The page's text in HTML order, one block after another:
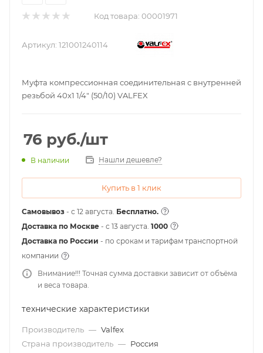
Код товара: 00001971
Артикул: 121001240114
Муфта компрессионная соединительная c внутренней
резьбой 40х1 1/4" (50/10) VALFEX
76 руб./шт
В наличии Нашли дешевле?
Купить в 1 клик
Самовывоз - с 12 августа. Бесплатно.
Доставка по Москве - c 13 августа. 1000
Доставка по России - по срокам и тарифам транспортной
компании
Внимание!!! Точная сумма доставки зависит от объёма
и веса товара.
технические характеристики
Производитель — Valfex
Страна производитель — Россия